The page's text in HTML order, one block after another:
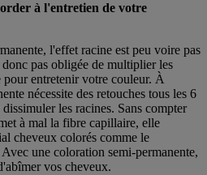
à l'entretien de votre
l'effet racine est peu voire pas
pas obligée de multiplier les
pour entretenir votre couleur. À
nécessite des retouches tous les 6
les racines. Sans compter
à mal la fibre capillaire, elle
cheveux colorés comme le
Avec une coloration semi-permanente,
vos cheveux.